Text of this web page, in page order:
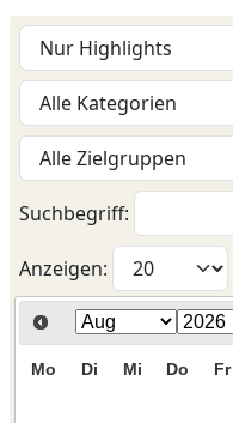
Suchbegriff:
Anzeigen:
Mo Di Mi Do Fr